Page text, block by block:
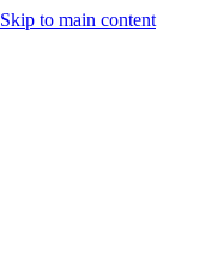
Skip to main content